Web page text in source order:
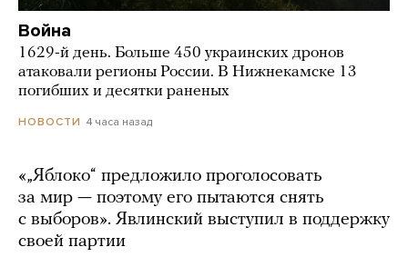
Война
1629-й день. Больше 450 украинских дронов
атаковали регионы России. В Нижнекамске 13
погибших и десятки раненых
НОВОСТИ 4 часа назад
«„Яблоко“ предложило проголосовать
за мир — поэтому его пытаются снять
с выборов». Явлинский выступил в поддержку
своей партии